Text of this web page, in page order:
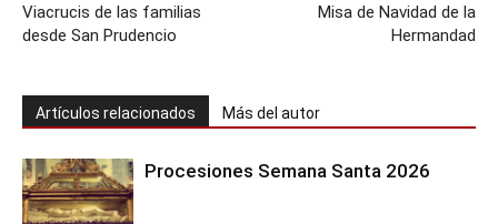
Viacrucis de las familias
desde San Prudencio
Misa de Navidad de la
Hermandad
Artículos relacionados Más del autor
Procesiones Semana Santa 2026